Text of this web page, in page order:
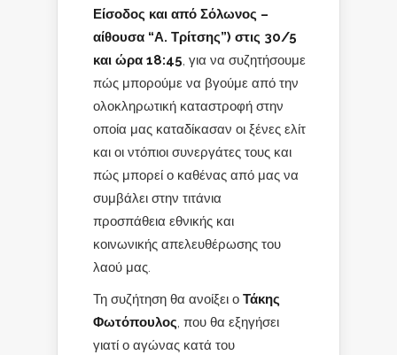
Είσοδος και από Σόλωνος –
αίθουσα “Α. Τρίτσης”) στις 30/5
και ώρα 18:45, για να συζητήσουμε
πώς μπορούμε να βγούμε από την
ολοκληρωτική καταστροφή στην
οποία μας καταδίκασαν οι ξένες ελίτ
και οι ντόπιοι συνεργάτες τους και
πώς μπορεί ο καθένας από μας να
συμβάλει στην τιτάνια
προσπάθεια εθνικής και
κοινωνικής απελευθέρωσης του
λαού μας.
Τη συζήτηση θα ανοίξει ο Τάκης
Φωτόπουλος, που θα εξηγήσει
γιατί ο αγώνας κατά του